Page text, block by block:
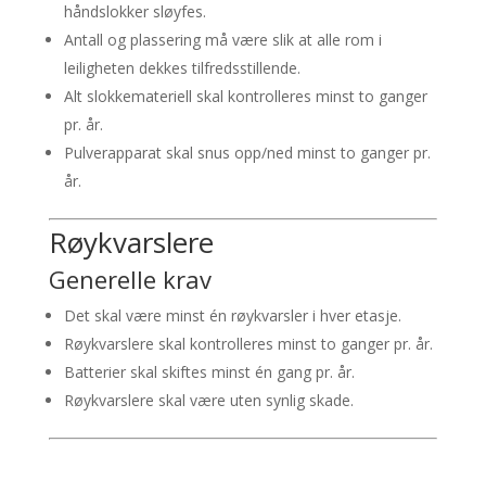
håndslokker sløyfes.
Antall og plassering må være slik at alle rom i
leiligheten dekkes tilfredsstillende.
Alt slokkemateriell skal kontrolleres minst to ganger
pr. år.
Pulverapparat skal snus opp/ned minst to ganger pr.
år.
Røykvarslere
Generelle krav
Det skal være minst én røykvarsler i hver etasje.
Røykvarslere skal kontrolleres minst to ganger pr. år.
Batterier skal skiftes minst én gang pr. år.
Røykvarslere skal være uten synlig skade.